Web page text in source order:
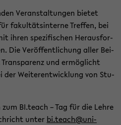
Ver­an­stal­tun­gen bie­tet
fa­kul­täts­in­ter­ne Tref­fen, bei
ihren spe­zi­fi­schen Her­aus­for­
Die Ver­öf­fent­li­chung aller Bei­
und er­mög­licht
der Wei­ter­ent­wick­lung von Stu­
BI.teach – Tag für die Lehre
unter bi.teach@uni-​